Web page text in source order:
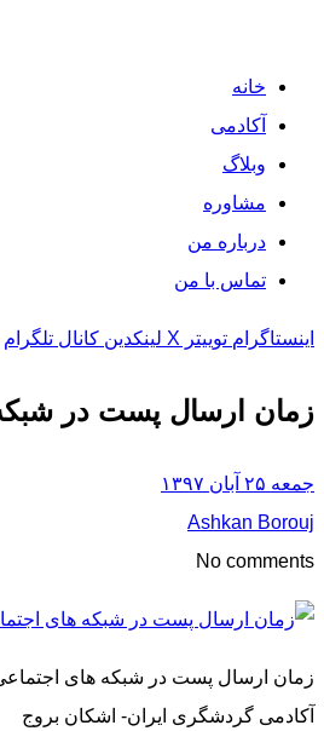
خانه
آکادمی
وبلاگ
مشاوره
درباره من
تماس با من
اینستاگرام توییتر X لینکدین کانال تلگرام
زمان ارسال پست در
جمعه ۲۵ آبان ۱۳۹۷
Ashkan Borouj
No comments
زمان ارسال پست در شبکه های
آکادمی گردشگری ایران- اشکان بروج